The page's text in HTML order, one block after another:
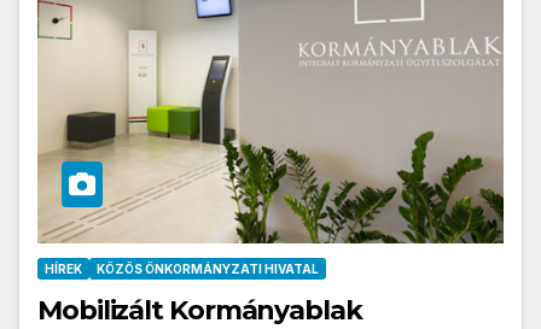
HÍREK KÖZÖS ÖNKORMÁNYZATI HIVATAL
Mobilizált Kormányablak